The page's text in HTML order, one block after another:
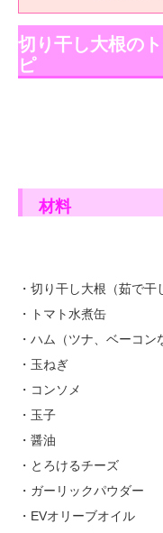
切り干し大根の
ピ
材料
・切り干し大根（茹で干
・トマト水煮缶
・ハム（ツナ、ベーコン
・玉ねぎ
・コンソメ
・玉子
・醤油
・とろけるチーズ
・ガーリックパウダー
・EVオリーブオイル